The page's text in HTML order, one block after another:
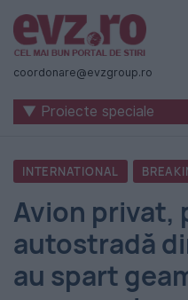
Știri
naționale
internaționale
România
-
Evenimentul
Zilei
coordonare@evzgroup.ro
▼ Proiecte speciale
INTERNATIONAL
Avion privat,
autostradă
au spart